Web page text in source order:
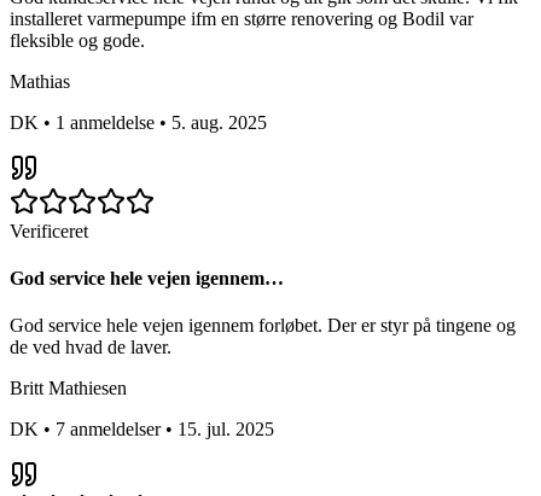
installeret varmepumpe ifm en større renovering og Bodil var
fleksible og gode.
Mathias
DK • 1 anmeldelse • 5. aug. 2025
Verificeret
God service hele vejen igennem…
God service hele vejen igennem forløbet. Der er styr på tingene og
de ved hvad de laver.
Britt Mathiesen
DK • 7 anmeldelser• 15. jul. 2025